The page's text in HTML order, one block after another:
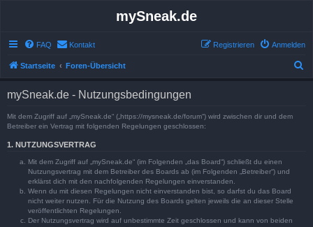
mySneak.de
FAQ Kontakt Anmelden
Registrieren
Startseite Foren-Übersicht
mySneak.de - Nutzungsbedingungen
Mit dem Zugriff auf „mySneak.de“ („https://mysneak.de/forum“) wird zwischen dir und dem
Betreiber ein Vertrag mit folgenden Regelungen geschlossen:
1. NUTZUNGSVERTRAG
Mit dem Zugriff auf „mySneak.de“ (im Folgenden „das Board“) schließt du einen
Nutzungsvertrag mit dem Betreiber des Boards ab (im Folgenden „Betreiber“) und
erklärst dich mit den nachfolgenden Regelungen einverstanden.
Wenn du mit diesen Regelungen nicht einverstanden bist, so darfst du das Board
nicht weiter nutzen. Für die Nutzung des Boards gelten jeweils die an dieser Stelle
veröffentlichten Regelungen.
Der Nutzungsvertrag wird auf unbestimmte Zeit geschlossen und kann von beiden